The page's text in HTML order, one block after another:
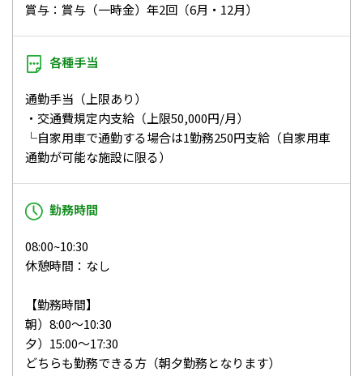
賞与：賞与（一時金）年2回（6月・12月）
各種手当
通勤手当（上限あり）
・交通費規定内支給（上限50,000円/月）
└自家用車で通勤する場合は1勤務250円支給（自家用車
通勤が可能な施設に限る）
勤務時間
08:00~10:30
休憩時間：なし
【勤務時間】
朝）8:00～10:30
夕）15:00～17:30
どちらも勤務できる方（朝夕勤務となります）